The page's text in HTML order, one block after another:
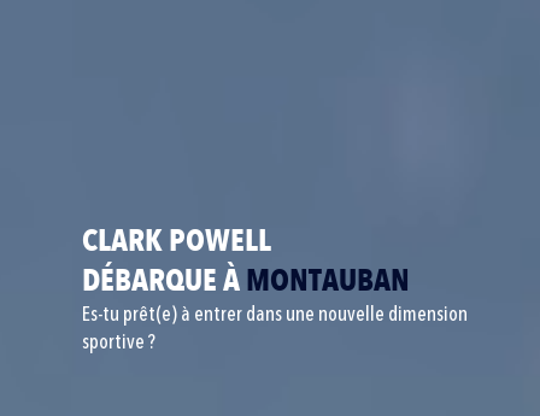
CLARK POWELL
DÉBARQUE ÀMONTAUBAN
Es-tu prêt(e) à entrer dans une nouvelle dimension
sportive ?